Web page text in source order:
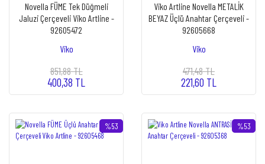
Novella FÜME Tek Düğmeli
Jaluzi Çerçeveli Viko Artline -
92605472
Viko
851,88 TL
400,38 TL
Viko Artline Novella METALİK
BEYAZ Üçlü Anahtar Çerçeveli -
92605668
Viko
471,48 TL
221,60 TL
%53 %53